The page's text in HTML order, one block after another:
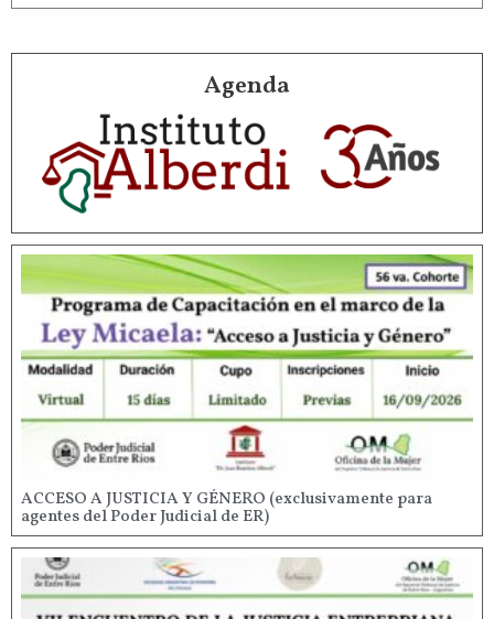
Agenda
ACCESO A JUSTICIA Y GÉNERO (exclusivamente para
agentes del Poder Judicial de ER)